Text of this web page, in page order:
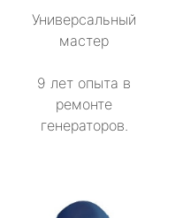
Универсальный
мастер
9 лет опыта в
ремонте
генераторов.